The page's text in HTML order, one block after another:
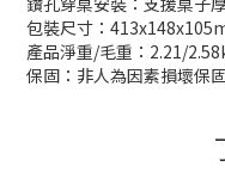
包裝尺寸：
產品淨重/毛重：2.21/
保固：非人為因素損壞保